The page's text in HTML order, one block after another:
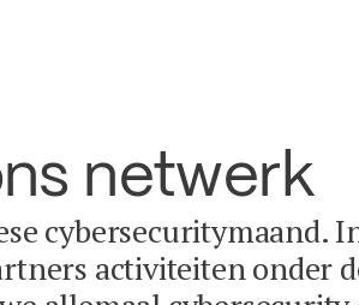
netwerk
cybersecuritymaand.
activiteiten onder